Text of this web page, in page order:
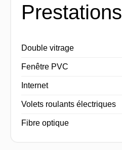
Prestations
Double vitrage
Fenêtre PVC
Internet
Volets roulants électriques
Fibre optique